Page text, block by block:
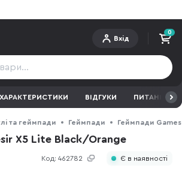
Вхід
0
ХАРАКТЕРИСТИКИ ВІДГУКИ ПИТАННЯ ТА
та геймпади Геймпади Геймпади
X5 Lite Black/Orange
Код: 462782 Є в наявності